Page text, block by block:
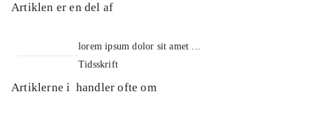
Artiklen er en del af
lorem ipsum dolor sit amet ...
Tidsskrift
Artiklerne i handler ofte om